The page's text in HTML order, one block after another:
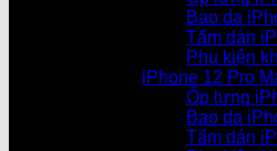
Bao da
Tấm dán
Phụ kiện
iPhone 12 Pro
Ốp lưng
Bao da
Tấm dán